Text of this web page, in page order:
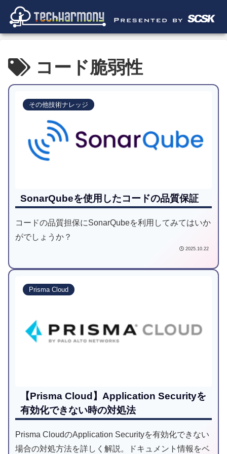
コード脆弱性
その他技術ナレッジ
SonarQubeを使用したコードの品質保証
コードの品質担保にSonarQubeを利用してみてはいか
がでしょうか？
2025.10.22
Prisma Cloud
【Prisma Cloud】Application Securityを
有効化できない時の対処法
Prisma CloudのApplication Securityを有効化できない
場合の対処方法を詳しく解説。ドキュメント情報をベ